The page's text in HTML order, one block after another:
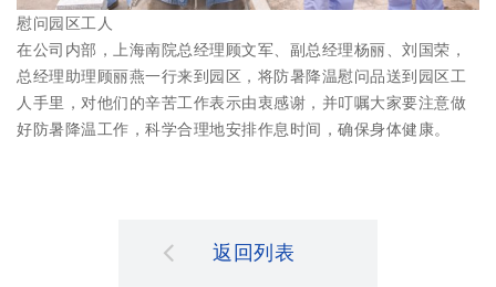
慰问园区工人
在公司内部，上海南院总经理顾文军、副总经理杨丽、刘国荣，
总经理助理顾丽燕一行来到园区，将防暑降温慰问品送到园区工
人手里，对他们的辛苦工作表示由衷感谢，并叮嘱大家要注意做
好防暑降温工作，科学合理地安排作息时间，确保身体健康。
返回列表